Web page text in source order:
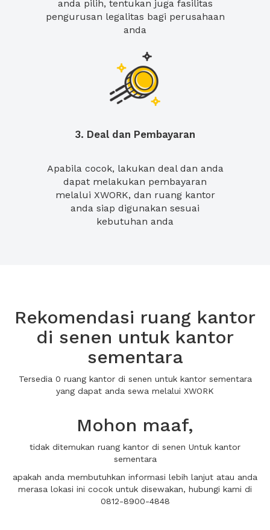
anda pilih, tentukan juga fasilitas
pengurusan legalitas bagi perusahaan
anda
3. Deal dan Pembayaran
Apabila cocok, lakukan deal dan anda
dapat melakukan pembayaran
melalui XWORK, dan ruang kantor
anda siap digunakan sesuai
kebutuhan anda
Rekomendasi ruang kantor
di senen untuk kantor
sementara
Tersedia 0 ruang kantor di senen untuk kantor sementara
yang dapat anda sewa melalui XWORK
Mohon maaf,
tidak ditemukan ruang kantor di senen Untuk kantor
sementara
apakah anda membutuhkan informasi lebih lanjut atau anda
merasa lokasi ini cocok untuk disewakan, hubungi kami di
0812-8900-4848